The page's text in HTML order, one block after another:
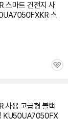
스마트 건전지 사
스
관
사용 고급형 블랙
KU50UA7050FX